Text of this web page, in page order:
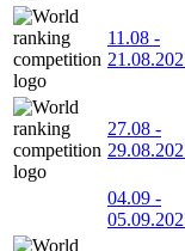
11.08 -
27.08 -
04.09 -